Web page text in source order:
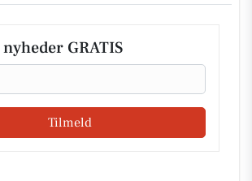
GRATIS
Tilmeld